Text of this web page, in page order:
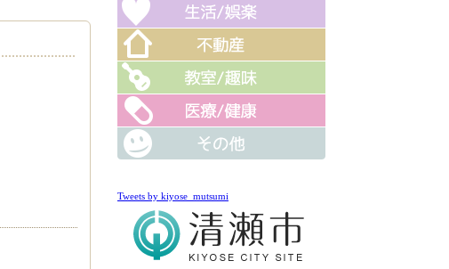
Tweets by kiyose_mutsumi